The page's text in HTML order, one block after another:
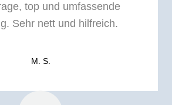
top und umfassende
Sehr nett und hilfreich.
M. S.